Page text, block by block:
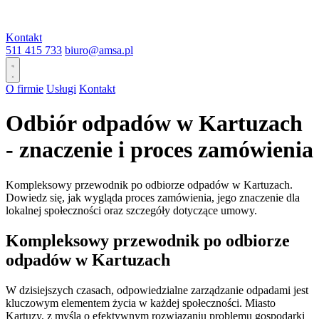
Kontakt
511 415 733 biuro@amsa.pl
O firmie Usługi Kontakt
Odbiór odpadów w Kartuzach
- znaczenie i proces zamówienia
Kompleksowy przewodnik po odbiorze odpadów w Kartuzach.
Dowiedz się, jak wygląda proces zamówienia, jego znaczenie dla
lokalnej społeczności oraz szczegóły dotyczące umowy.
Kompleksowy przewodnik po odbiorze
odpadów w Kartuzach
W dzisiejszych czasach, odpowiedzialne zarządzanie odpadami jest
kluczowym elementem życia w każdej społeczności. Miasto
Kartuzy, z myślą o efektywnym rozwiązaniu problemu gospodarki